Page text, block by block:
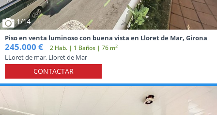
1/14
Piso en venta luminoso con buena vista en Lloret de Mar, Girona
245.000 € 2 Hab. | 1 Baños | 76 m2
LLoret de mar, Lloret de Mar
CONTACTAR